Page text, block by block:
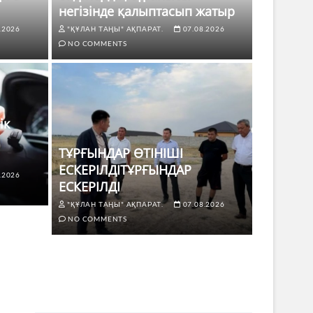
жүргізушілері үшін не
NO COMMENTS
негізінде қалыптасып жатыр
"ҚҰЛАН ТАҢЫ" АҚПАРАТ.
07.08.2026
NO COMMENTS
ТҰРҒЫНДАР ӨТІНІШІ
ЕСКЕРІЛДІТҰРҒЫНДАР
ЕСКЕРІЛДІ
"ҚҰЛАН ТАҢЫ" АҚПАРАТ.
07.08.2026
NO COMMENTS